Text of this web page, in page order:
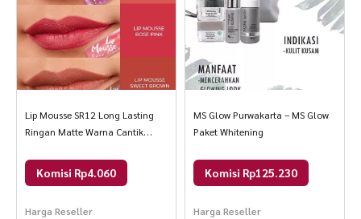
Lip Mousse SR12 Long Lasting
Ringan Matte Warna Cantik
PecahKomisi Rp4.060
Harga Reseller
MS Glow Purwakarta – MS Glow
Paket Whitening
Komisi Rp125.230
Harga Reseller